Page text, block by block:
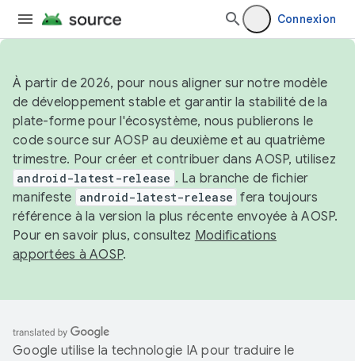
Connexion
À partir de 2026, pour nous aligner sur notre modèle
de développement stable et garantir la stabilité de la
plate-forme pour l'écosystème, nous publierons le
code source sur AOSP au deuxième et au quatrième
trimestre. Pour créer et contribuer dans AOSP, utilisez
android-latest-release . La branche de fichier
manifeste android-latest-release fera toujours
référence à la version la plus récente envoyée à AOSP.
Pour en savoir plus, consultez Modifications
apportées à AOSP.
Google utilise la technologie IA pour traduire le